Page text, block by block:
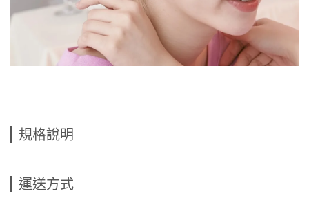
規格說明
運送方式